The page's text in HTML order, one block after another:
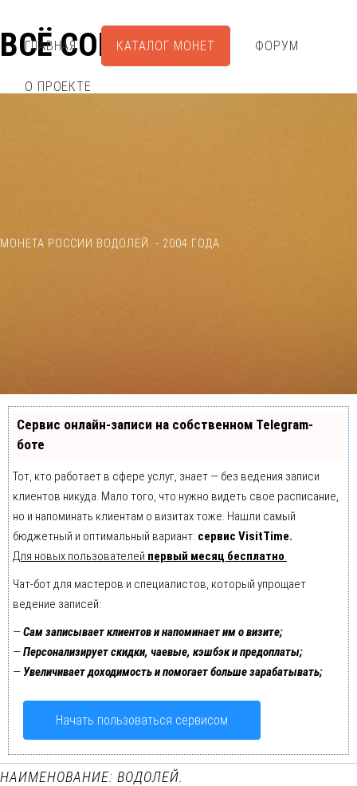
ВСЁ СОБРАЛ
ГЛАВНАЯ КАТАЛОГ МОНЕТ ФОРУМ
О ПРОЕКТЕ
МОНЕТА РОССИИ ВОДОЛЕЙ. - 2004 ГОДА
Сервис онлайн-записи на собственном Telegram-
боте
Тот, кто работает в сфере услуг, знает — без ведения записи
клиентов никуда. Мало того, что нужно видеть свое расписание,
но и напоминать клиентам о визитах тоже. Нашли самый
бюджетный и оптимальный вариант: сервис VisitTime.
Для новых пользователей первый месяц бесплатно.
Чат-бот для мастеров и специалистов, который упрощает
ведение записей:
—Сам записывает клиентов и напоминает им о визите;
—Персонализирует скидки, чаевые, кэшбэк и предоплаты;
— Увеличивает доходимость и помогает больше зарабатывать;
Начать пользоваться сервисом
НАИМЕНОВАНИЕ: ВОДОЛЕЙ.